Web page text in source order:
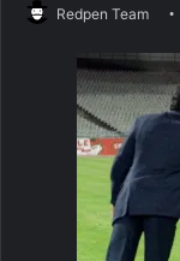
Redpen Team